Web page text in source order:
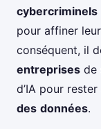
cybercriminels
pour affiner
conséquent, il
entreprises de
d’IA pour
des données.